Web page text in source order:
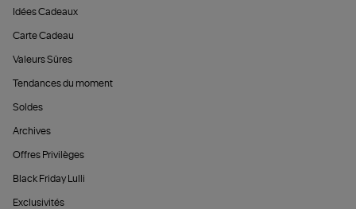
Idées Cadeaux
Carte Cadeau
Valeurs Sûres
Tendances du moment
Soldes
Archives
Offres Privilèges
Black Friday Lulli
Exclusivités